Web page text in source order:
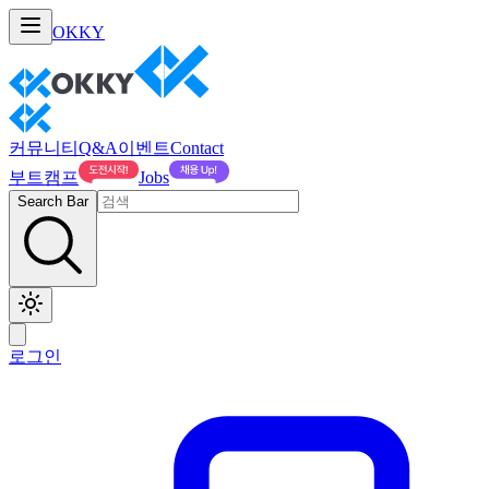
OKKY
커뮤니티 Q&A이벤트Contact
부트캠프
Jobs
Search Bar
로그인